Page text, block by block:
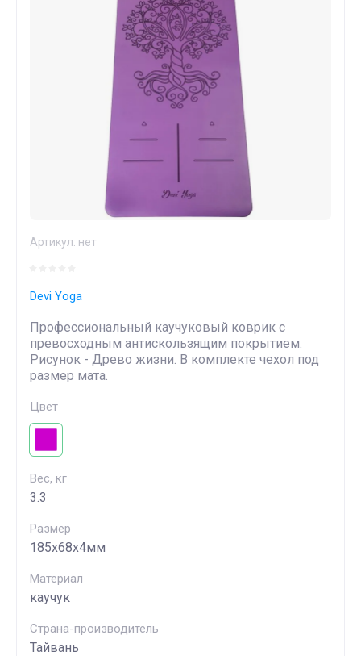
Артикул: нет
Devi Yoga
Профессиональный каучуковый коврик с
превосходным антискользящим покрытием.
Рисунок - Древо жизни. В комплекте чехол под
размер мата.
Цвет
Вес, кг
3.3
Размер
185х68х4мм
Материал
каучук
Страна-производитель
Тайвань